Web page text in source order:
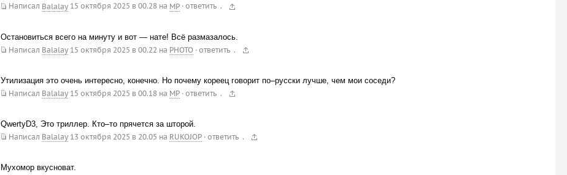
Написал Balalay 15 октября 2025 в 00.28на MP · ответить .
Остановиться всего на минуту и вот — нате! Всё размазалось.
Написал Balalay 15 октября 2025 в 00.22 на PHOTO · ответить .
Утилизация это очень интересно, конечно. Но почему кореец говорит по–русски лучше, чем мои соседи?
Написал Balalay 15 октября 2025 в 00.18на MP · ответить .
QwertyD3, Это триллер. Кто–то прячется за шторой.
Написал Balalay 13 октября 2025 в 20.05 на RUKOJOP · ответить .
Мухомор вкусноват.